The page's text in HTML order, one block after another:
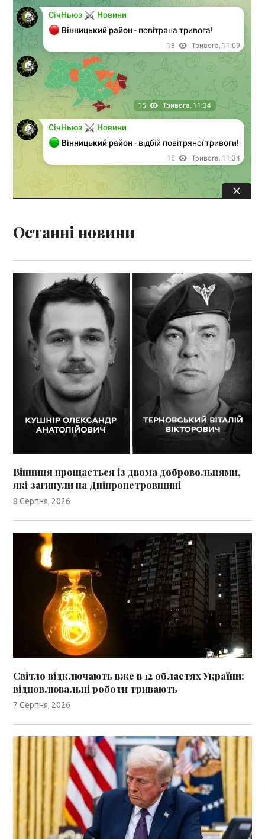
Останні новини
Вінниця прощається із двома добровольцями,
які загинули на Дніпропетровщині
8 Серпня, 2026
Світло відключають вже в 12 областях України:
відновлювальні роботи тривають
7 Серпня, 2026